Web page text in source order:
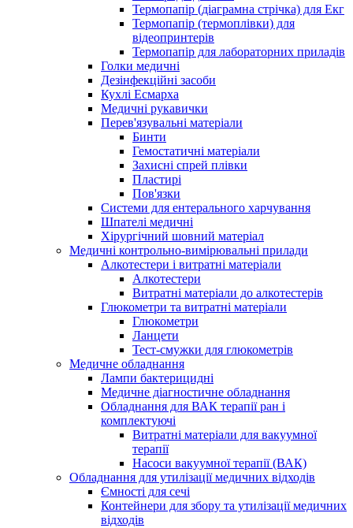
Термопапір (діаграмна стрічка) для Екг
Термопапір (термоплівки) для
відеопринтерів
Термопапір для лабораторних приладів
Голки медичні
Дезінфекційні засоби
Кухлі Есмарха
Медичні рукавички
Перев'язувальні матеріали
Бинти
Гемостатичні матеріали
Захисні спрей плівки
Пластирі
Пов'язки
Системи для ентерального харчування
Шпателі медичні
Хірургічний шовний матеріал
Медичні контрольно-вимірювальні прилади
Алкотестери і витратні матеріали
Алкотестери
Витратні матеріали до алкотестерів
Глюкометри та витратні матеріали
Глюкометри
Ланцети
Тест-смужки для глюкометрів
Медичне обладнання
Лампи бактерицидні
Медичне діагностичне обладнання
Обладнання для ВАК терапії ран і
комплектуючі
Витратні матеріали для вакуумної
терапії
Насоси вакуумної терапії (ВАК)
Обладнання для утилізації медичних відходів
Ємності для сечі
Контейнери для збору та утилізації медичних
відходів